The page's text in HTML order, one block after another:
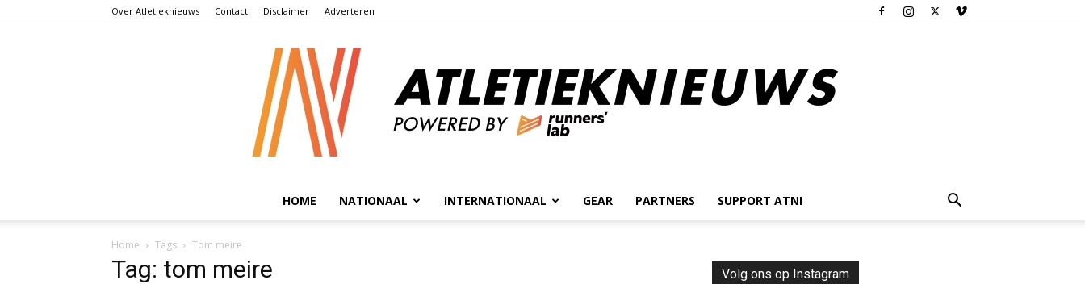
Over Atletieknieuws Contact Disclaimer Adverteren
HOME NATIONAAL INTERNATIONAAL GEAR PARTNERS SUPPORT ATNI
Home Tags Tom meire
Tag: tom meire Volg ons op Instagram